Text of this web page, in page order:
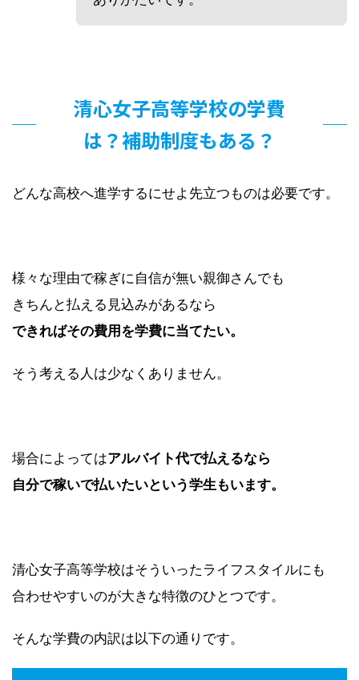
清心女子高等学校の学費
は？補助制度もある？
どんな高校へ進学するにせよ先立つものは必要です。
様々な理由で稼ぎに自信が無い親御さんでも
きちんと払える見込みがあるなら
できればその費用を学費に当てたい。
そう考える人は少なくありません。
場合によってはアルバイト代で払えるなら
自分で稼いで払いたいという学生もいます。
清心女子高等学校はそういったライフスタイルにも
合わせやすいのが大きな特徴のひとつです。
そんな学費の内訳は以下の通りです。